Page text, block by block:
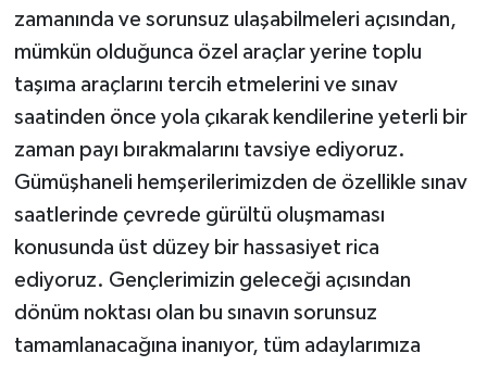
zamanında ve sorunsuz ulaşabilmeleri açısından,
mümkün olduğunca özel araçlar yerine toplu
taşıma araçlarını tercih etmelerini ve sınav
saatinden önce yola çıkarak kendilerine yeterli bir
zaman payı bırakmalarını tavsiye ediyoruz.
Gümüşhaneli hemşerilerimizden de özellikle sınav
saatlerinde çevrede gürültü oluşmaması
konusunda üst düzey bir hassasiyet rica
ediyoruz. Gençlerimizin geleceği açısından
dönüm noktası olan bu sınavın sorunsuz
tamamlanacağına inanıyor, tüm adaylarımıza